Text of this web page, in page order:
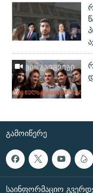
ᲒᲐᲛᲝᲘᲬᲔᲠᲔ
ᲡᲐᲘᲜᲤᲝᲠᲛᲐᲪᲘᲝ